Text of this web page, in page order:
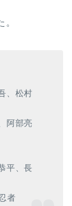
、松村
阿部亮
平、長
者